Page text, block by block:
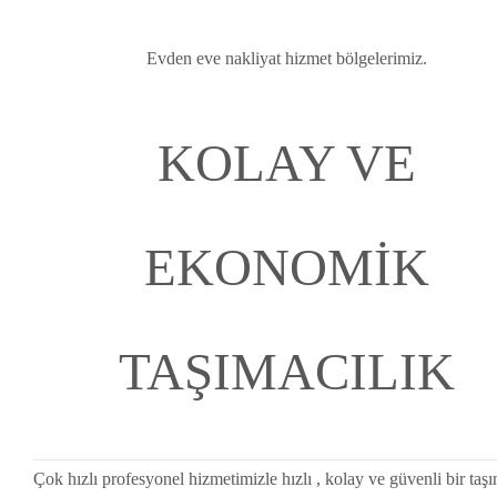
Evden eve nakliyat hizmet bölgelerimiz.
KOLAY VE
EKONOMİK
TAŞIMACILIK
Çok hızlı profesyonel hizmetimizle hızlı , kolay ve güvenli bir